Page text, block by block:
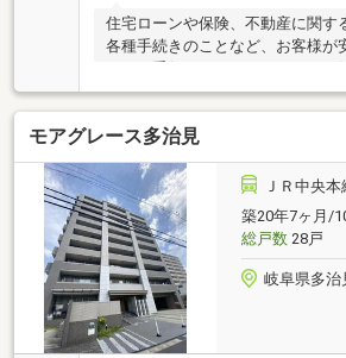
住宅ローンや保険、不動産に関す
各種手続きのことなど、お客様が
ください！●宅地造成及び特定盛
あり●防犯カメラ設置・宅配ボッ
火・金 午前9時～午後3時まで勤
用細則あり)●水道は管理会社検針
ロ・給湯器交換済み●駐車場は、
ます
モアグレース多治見
ＪＲ中央
築20年7ヶ月/
総戸数28戸
岐阜県多治